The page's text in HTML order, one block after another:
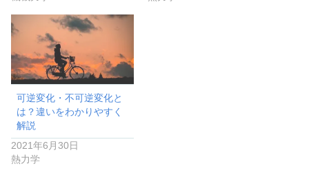
可逆変化・不可逆変化と
は？違いをわかりやすく
解説
2021年6月30日
熱力学